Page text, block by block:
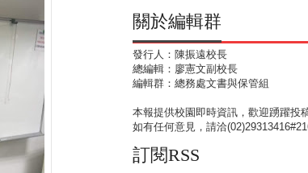
關於編輯群
發行人：陳振遠校長
總編輯：廖憲文副校長
編輯群：總務處文書與保管組
本報提供校園即時資訊，歡迎踴躍投稿
如有任何意見，請洽
訂閱RSS